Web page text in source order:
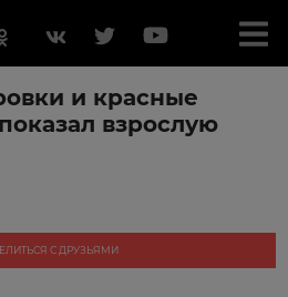
и красные
взрослую
С ДРУЗЬЯМИ